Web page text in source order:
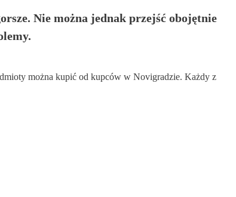
Nie można jednak przejść obojętnie
można kupić od kupców w Novigradzie. Każdy z